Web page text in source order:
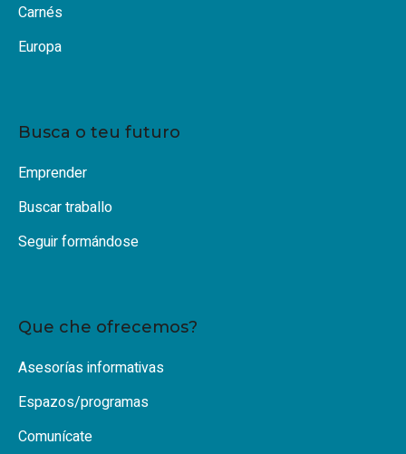
Carnés
Europa
Busca o teu futuro
Emprender
Buscar traballo
Seguir formándose
Que che ofrecemos?
Asesorías informativas
Espazos/programas
Comunícate